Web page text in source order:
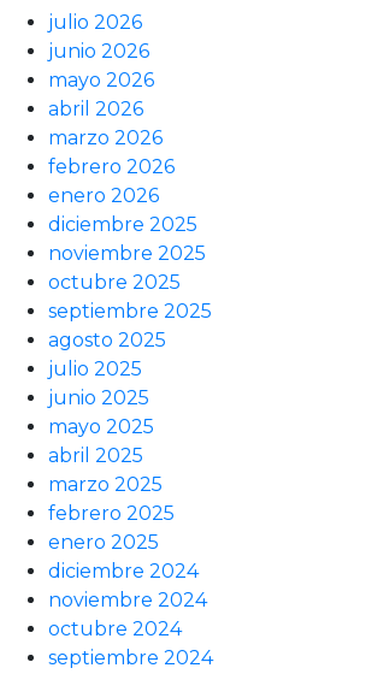
julio 2026
junio 2026
mayo 2026
abril 2026
marzo 2026
febrero 2026
enero 2026
diciembre 2025
noviembre 2025
octubre 2025
septiembre 2025
agosto 2025
julio 2025
junio 2025
mayo 2025
abril 2025
marzo 2025
febrero 2025
enero 2025
diciembre 2024
noviembre 2024
octubre 2024
septiembre 2024